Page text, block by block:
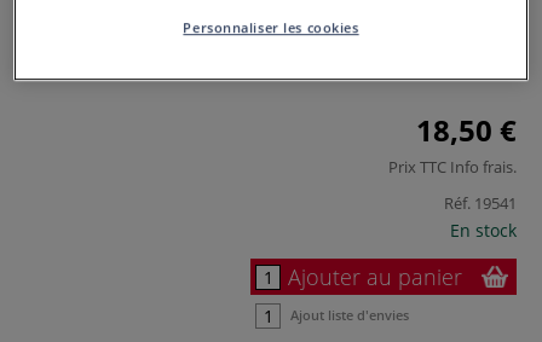
classeur noir personnalisable Viquel, l’outil indispensable
18,50 €
Prix TTC Info frais.
Réf. 19541
En stock
Ajouter au panier
Ajout liste d'envies
Personnaliser les cookies